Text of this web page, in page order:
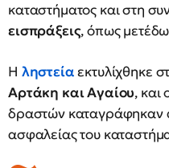
καταστήματος και στη
εισπράξεις, όπως
Η ληστεία εκτυλίχθηκε
Αρτάκη και Αγαίου, και
δραστών καταγράφηκαν
ασφαλείας του